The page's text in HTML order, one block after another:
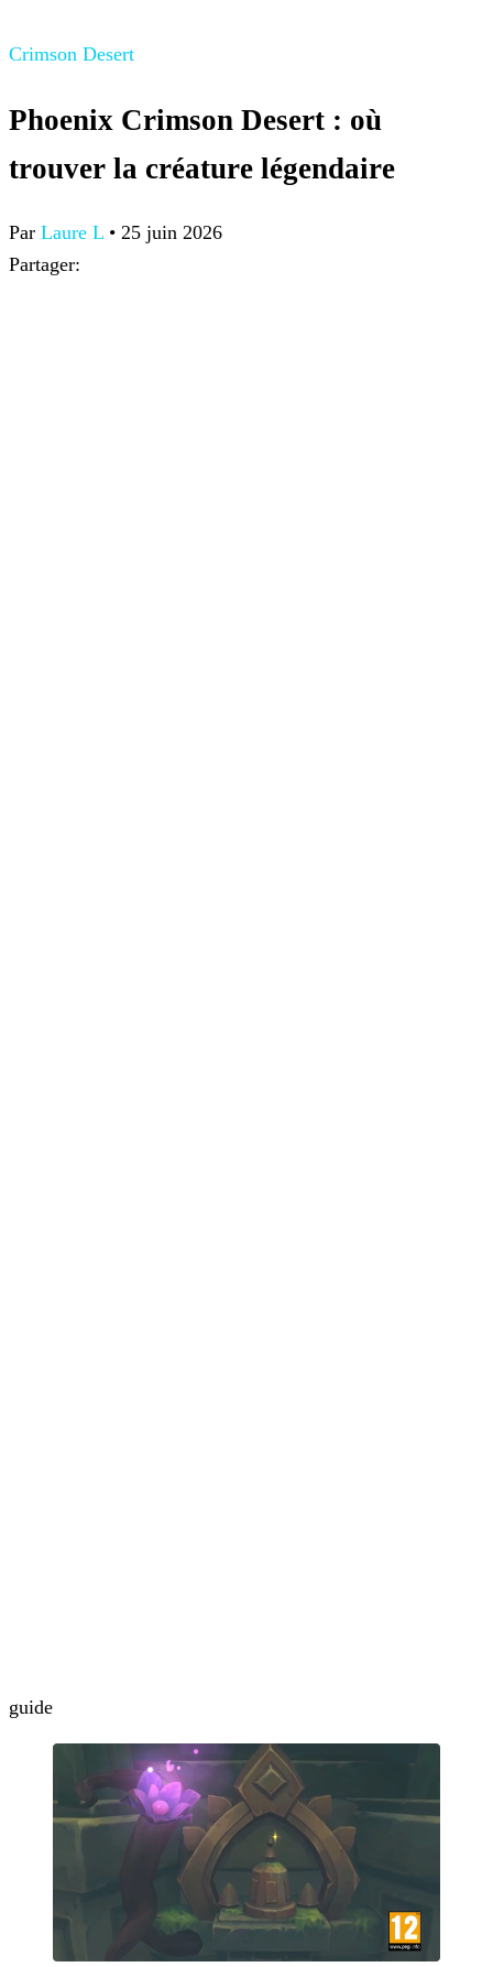
Crimson Desert
Phoenix Crimson Desert : où
trouver la créature légendaire
Par Laure L • 25 juin 2026
Partager:
guide